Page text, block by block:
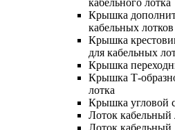
Крышка
кабельных лотков
Крышка
для кабельных
Крышка
Крышка Т-
лотка
Крышка угловой
Лоток кабельный
Лоток кабельный